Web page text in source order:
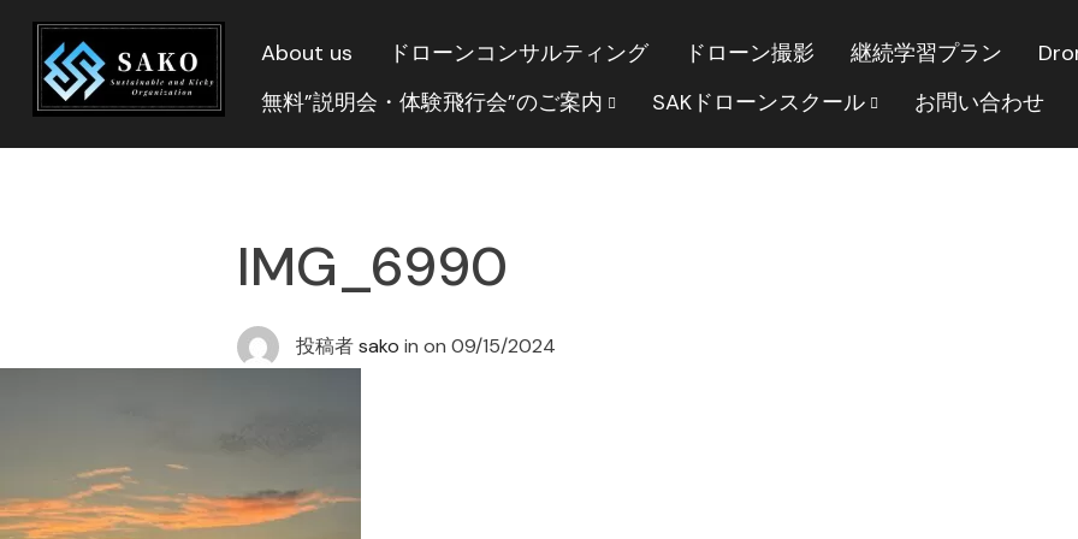
About us ドローンコンサルティング ドローン撮影 継続学習プラン
無料”説明会・体験飛行会”のご案内
SAKドローンスクール お問い合わせ
IMG_6990
投稿者sako in on 09/15/2024